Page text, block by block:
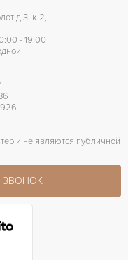
д 3, к 2,
- 19:00
и не являются публичной
ЗВОНОК